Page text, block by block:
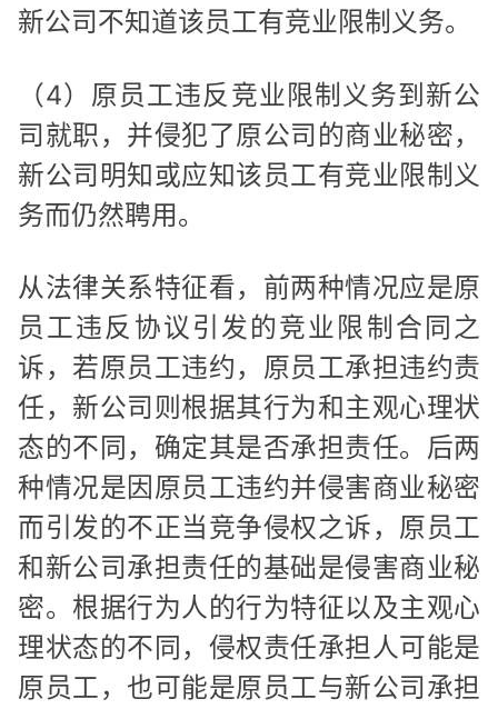
新公司不知道该员工有竞业限制义务。
（4）原员工违反竞业限制义务到新公
司就职，并侵犯了原公司的商业秘密，
新公司明知或应知该员工有竞业限制义
务而仍然聘用。
从法律关系特征看，前两种情况应是原
员工违反协议引发的竞业限制合同之
诉，若原员工违约，原员工承担违约责
任，新公司则根据其行为和主观心理状
态的不同，确定其是否承担责任。后两
种情况是因原员工违约并侵害商业秘密
而引发的不正当竞争侵权之诉，原员工
和新公司承担责任的基础是侵害商业秘
密。根据行为人的行为特征以及主观心
理状态的不同，侵权责任承担人可能是
原员工，也可能是原员工与新公司承担